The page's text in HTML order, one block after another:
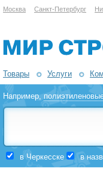
Москва Санкт-Петербург
Товары Услуги
Например,
в Черкесске в